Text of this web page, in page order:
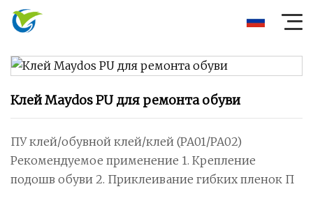
Клей Maydos PU для ремонта обуви
ПУ клей/обувной клей/клей (PA01/PA02)
Рекомендуемое применение 1. Крепление
подошв обуви 2. Приклеивание гибких пленок П